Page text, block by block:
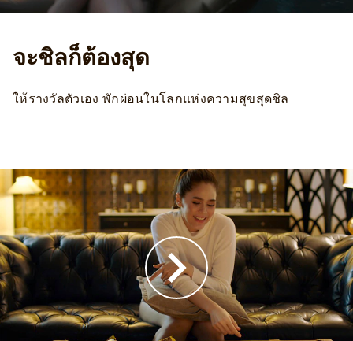
จะชิลก็ต้องสุด
ให้รางวัลตัวเอง พักผ่อนในโลกแห่งความสุขสุดชิล